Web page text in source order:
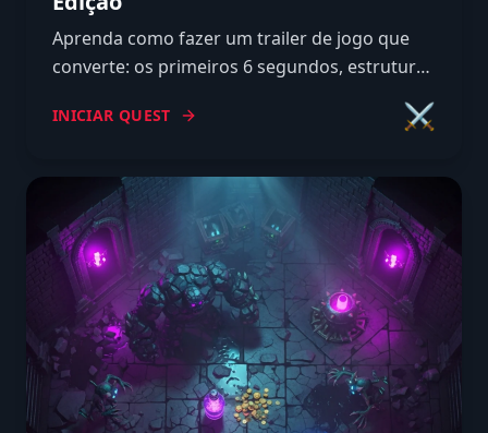
Aprenda como fazer um trailer de jogo que
converte: os primeiros 6 segundos, estrutura
que afastam jogadores.
INICIAR QUEST ⚔️